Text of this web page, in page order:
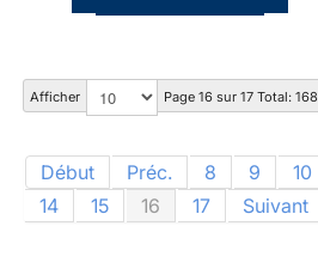
Afficher Page 16 sur 17 Total: 168
Début Préc. 8 9 10
14
15 16 17 Suivant